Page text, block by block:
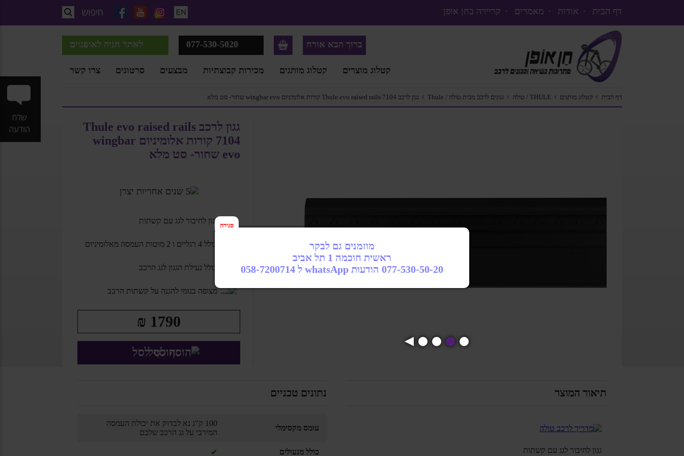
העמוד
דף הבית · אודות · מאמרים · קריירה בחן אופן
לאתר חניה לאופניים 077-530-5020 ברוך הבא אורח
קטלוג מוצרים קטלוג מותגים מכירות קבוצתיות מבצעים סרטונים צרו קשר
דף הבית › קטלוג מותגים › THULE / טולה › גגונים לרכב מבית טולה / Thule › גגון לרכב Thule evo raised rails 7104 קורות אלומיניום wingbar evo שחור- סט מלא
גגון לרכב Thule evo raised rails
7104 קורות אלומיניום wingbar
evo שחור- סט מלא
גגון לחיבור לגג עם קשתות
כולל 4 רגליים ו 2 מוטות העמסה מאלומיניום
כולל נעילת הגגון לגג הרכב
מצופה בגומי להגנה על קשתות הרכב
1790
₪
הוסף לסל
תיאור המוצר
גגון לחיבור לגג עם קשתות
נתונים טכניים
עומס מקסימלי
100 ק"ג נא לבדוק את יכולת העמסה
המירבי על גג הרכב שלכם
כולל מנעולים ✔
מוזמנים גם לבקר
ראשית חוכמה 1 תל אביב
077-530-50-20 הודעות whatsApp ל 058-7200714
סגירה